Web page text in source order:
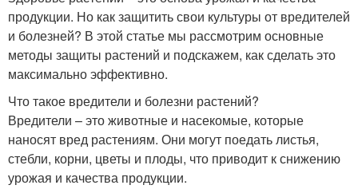
продукции. Но как защитить свои культуры от вредителей
и болезней? В этой статье мы рассмотрим основные
методы защиты растений и подскажем, как сделать это
максимально эффективно.
Что такое вредители и болезни растений?
Вредители – это животные и насекомые, которые
наносят вред растениям. Они могут поедать листья,
стебли, корни, цветы и плоды, что приводит к снижению
урожая и качества продукции.